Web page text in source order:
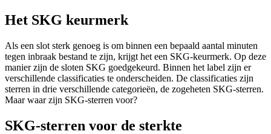
Het SKG keurmerk
Als een slot sterk genoeg is om binnen een bepaald aantal minuten
tegen inbraak bestand te zijn, krijgt het een SKG-keurmerk. Op deze
manier zijn de sloten SKG goedgekeurd. Binnen het label zijn er
verschillende classificaties te onderscheiden. De classificaties zijn
sterren in drie verschillende categorieën, de zogeheten SKG-sterren.
Maar waar zijn SKG-sterren voor?
SKG-sterren voor de sterkte